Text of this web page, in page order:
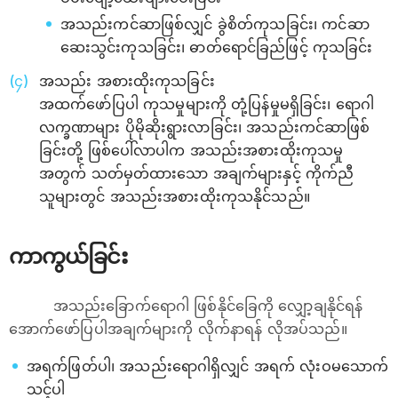
အသည်းကင်ဆာဖြစ်လျှင် ခွဲစိတ်ကုသခြင်း၊ ကင်ဆာ
ဆေးသွင်းကုသခြင်း၊ ဓာတ်ရောင်ခြည်ဖြင့် ကုသခြင်း
အသည်း အစားထိုးကုသခြင်း
အထက်ဖော်ပြပါ ကုသမှုများကို တုံ့ပြန်မှုမရှိခြင်း၊ ရောဂါ
လက္ခဏာများ ပိုမိုဆိုးရွားလာခြင်း၊ အသည်းကင်ဆာဖြစ်
ခြင်းတို့ ဖြစ်ပေါ်လာပါက အသည်းအစားထိုးကုသမှု
အတွက် သတ်မှတ်ထားသော အချက်များနှင့် ကိုက်ညီ
သူများတွင် အသည်းအစားထိုးကုသနိုင်သည်။
ကာကွယ်ခြင်း
အသည်းခြောက်ရောဂါ ဖြစ်နိုင်ခြေကို လျှော့ချနိုင်ရန်
အောက်ဖော်ပြပါအချက်များကို လိုက်နာရန် လိုအပ်သည်။
အရက်ဖြတ်ပါ၊ အသည်းရောဂါရှိလျှင် အရက် လုံးဝမသောက်
သင့်ပါ